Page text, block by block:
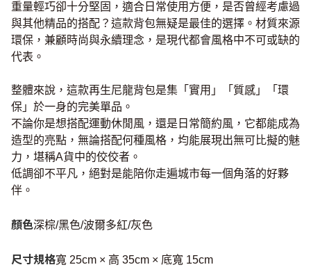
重量輕巧卻十分堅固，適合日常使用方便，是否曾經考慮過
與其他精品的搭配？這款背包無疑是最佳的選擇。材質來源
環保，兼顧時尚與永續理念，是現代都會風格中不可或缺的
代表。
整體來說，這款再生尼龍背包是集「實用」「質感」「環
保」於一身的完美單品。
不論你是想搭配運動休閒風，還是日常簡約風，它都能成為
造型的亮點，無論搭配何種風格，均能展現出無可比擬的魅
力，堪稱A貨中的佼佼者。
低調卻不平凡，絕對是能陪你走遍城市每一個角落的好夥
伴。
顏色深棕/黑色/波爾多紅/灰色
尺寸規格寬 25cm × 高 35cm × 底寬 15cm